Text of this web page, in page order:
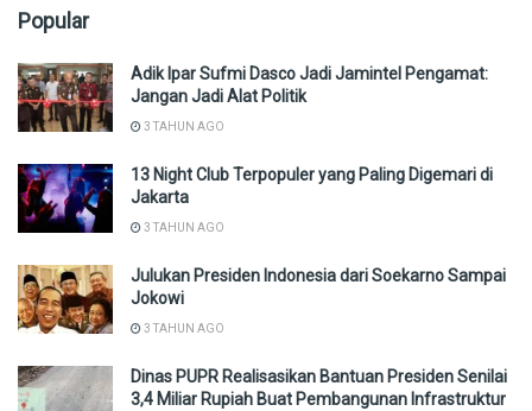
Popular
Adik Ipar Sufmi Dasco Jadi Jamintel Pengamat:
Jangan Jadi Alat Politik
3 TAHUN AGO
13 Night Club Terpopuler yang Paling Digemari di
Jakarta
3 TAHUN AGO
Julukan Presiden Indonesia dari Soekarno Sampai
Jokowi
3 TAHUN AGO
Dinas PUPR Realisasikan Bantuan Presiden Senilai
3,4 Miliar Rupiah Buat Pembangunan Infrastruktur